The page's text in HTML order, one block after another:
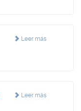
Leer más
Leer más